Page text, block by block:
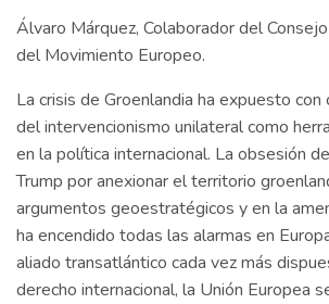
Álvaro Márquez, Colaborador del
del Movimiento Europeo.
La crisis de Groenlandia ha expuesto
del intervencionismo unilateral como
en la política internacional. La obsesión
Trump por anexionar el territorio
argumentos geoestratégicos y en la
ha encendido todas las alarmas en
aliado transatlántico cada vez más
derecho internacional, la Unión Europea